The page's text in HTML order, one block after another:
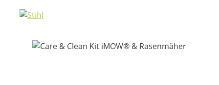
Bildergalerie überspringen